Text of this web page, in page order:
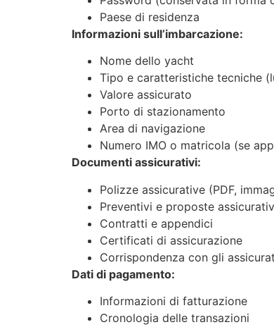
Paese di residenza
Informazioni sull’imbarcazione:
Nome dello yacht
Tipo e caratteristiche tecniche
Valore assicurato
Porto di stazionamento
Area di navigazione
Numero IMO o matricola (se
Documenti assicurativi:
Polizze assicurative (PDF,
Preventivi e proposte
Contratti e appendici
Certificati di assicurazione
Corrispondenza con gli
Dati di pagamento:
Informazioni di fatturazione
Cronologia delle transazioni